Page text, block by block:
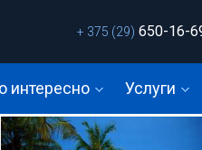
+ 375 (29) 650-16-
интересно Услуги